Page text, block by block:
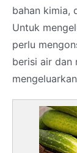
bahan kimia,
Untuk
perlu
berisi air dan